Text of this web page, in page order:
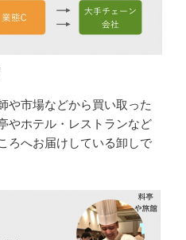
や市場などから買い取った
やホテル・レストランなど
ろへお届けしている卸しで